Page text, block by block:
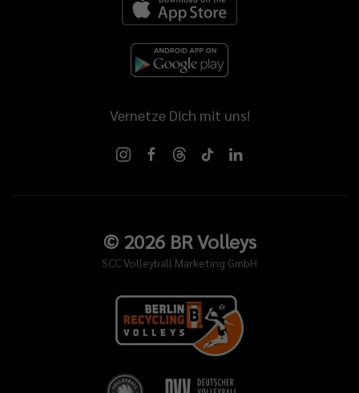
Vernetze Dich mit uns!
© 2026BR Volleys
SCC Volleyball Marketing GmbH